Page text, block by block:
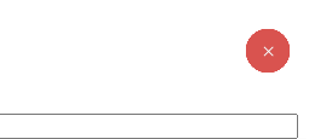
×
×
×
×
×
×
×
×
×
×
×
×
×
×